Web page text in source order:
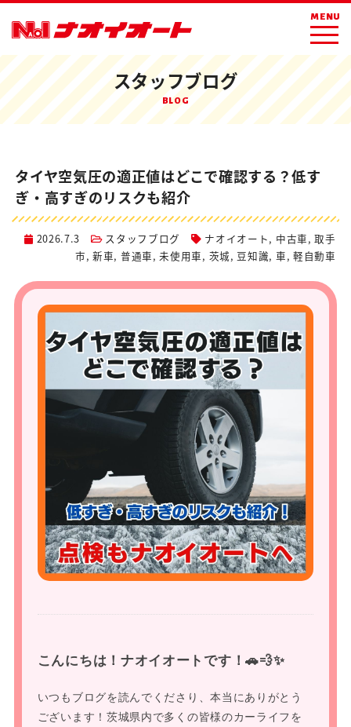
MENU
タイヤ空気圧の適正値はどこで確認する？低すぎ・高すぎのリスクも紹介
スタッフブログ
BLOG
タイヤ空気圧の適正値はどこで確認する？低す
ぎ・高すぎのリスクも紹介
2026.7.3 スタッフブログ ナオイオート, 中古車,取手
市,新車, 普通車,未使用車, 茨城, 豆知識, 車, 軽自動車
こんにちは！ナオイオートです！🚗💨✨
いつもブログを読んでくださり、本当にありがとう
ございます！茨城県内で多くの皆様のカーライフを